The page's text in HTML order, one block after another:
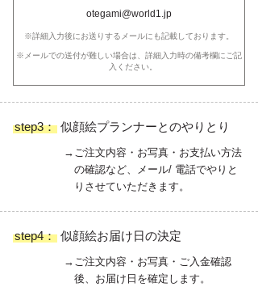
otegami@world1.jp
※詳細入力後にお送りするメールにも記載しております。
※メールでの送付が難しい場合は、詳細入力時の備考欄にご記
入ください。
step3： 似顔絵プランナーとのやりとり
→ご注文内容・お写真・お支払い方法
の確認など、メール/ 電話でやりと
りさせていただきます。
step4： 似顔絵お届け日の決定
→ご注文内容・お写真・ご入金確認
後、お届け日を確定します。